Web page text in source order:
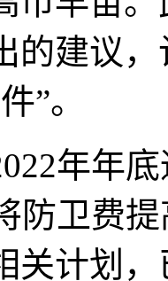
的建议
”。
年年底
防卫费
关计划